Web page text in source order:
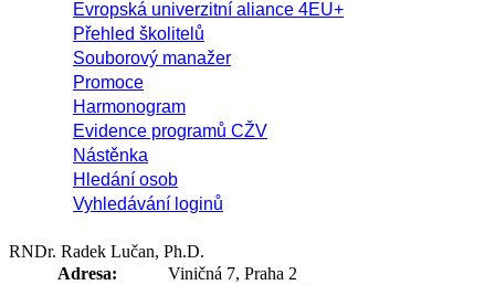
Evropská univerzitní aliance 4EU+
Přehled školitelů
Souborový manažer
Promoce
Harmonogram
Evidence programů CŽV
Nástěnka
Hledání osob
Vyhledávání loginů
RNDr. Radek Lučan, Ph.D.
Adresa:
Viničná 7, Praha 2